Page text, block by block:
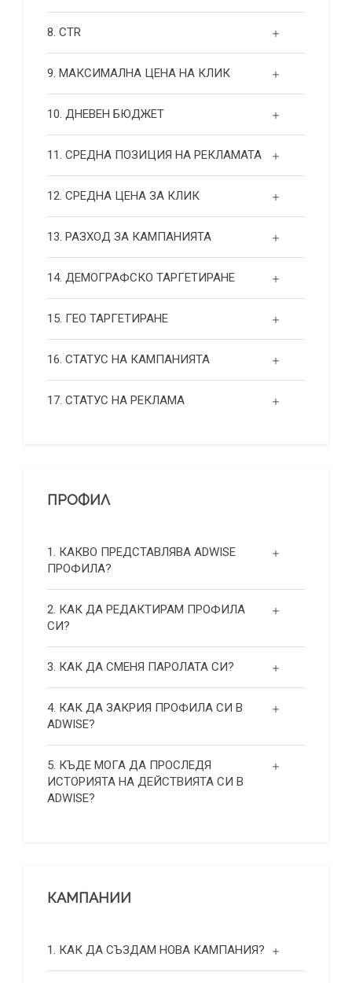
8. CTR
9. МАКСИМАЛНА ЦЕНА НА КЛИК
10. ДНЕВЕН БЮДЖЕТ
11. СРЕДНА ПОЗИЦИЯ НА РЕКЛАМАТА
12. СРЕДНА ЦЕНА ЗА КЛИК
13. РАЗХОД ЗА КАМПАНИЯТА
14. ДЕМОГРАФСКО ТАРГЕТИРАНЕ
15. ГЕО ТАРГЕТИРАНЕ
16. СТАТУС НА КАМПАНИЯТА
17. СТАТУС НА РЕКЛАМА
ПРОФИЛ
1. КАКВО ПРЕДСТАВЛЯВА ADWISE
ПРОФИЛА?
2. КАК ДА РЕДАКТИРАМ ПРОФИЛА
СИ?
3. КАК ДА СМЕНЯ ПАРОЛАТА СИ?
4. КАК ДА ЗАКРИЯ ПРОФИЛА СИ В
ADWISE?
5. КЪДЕ МОГА ДА ПРОСЛЕДЯ
ИСТОРИЯТА НА ДЕЙСТВИЯТА СИ В
ADWISE?
КАМПАНИИ
1. КАК ДА СЪЗДАМ НОВА КАМПАНИЯ?